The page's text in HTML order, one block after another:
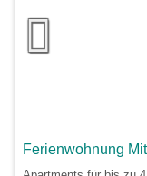
Ferienwohnung